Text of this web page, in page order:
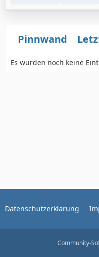
Pinnwand
Es wurden noch keine
Datenschutzerklärung
Community-